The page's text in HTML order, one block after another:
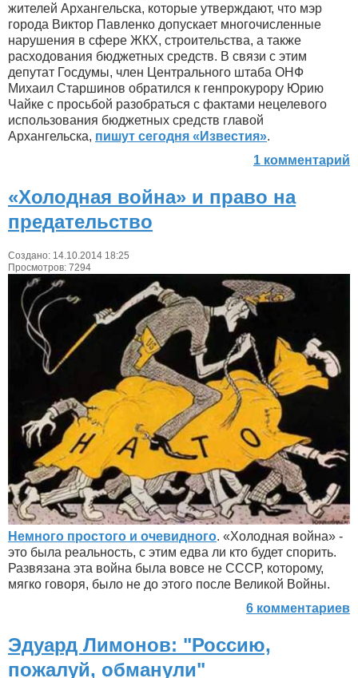
жителей Архангельска, которые утверждают, что мэр
города Виктор Павленко допускает многочисленные
нарушения в сфере ЖКХ, строительства, а также
расходования бюджетных средств. В связи с этим
депутат Госдумы, член Центрального штаба ОНФ
Михаил Старшинов обратился к генпрокурору Юрию
Чайке с просьбой разобраться с фактами нецелевого
использования бюджетных средств главой
Архангельска, пишут сегодня «Известия».
1 комментарий
«Холодная война» и право на
предательство
Создано: 14.10.2014 18:25
Просмотров: 7294
Немного простого и очевидного. «Холодная война» -
это была реальность, с этим едва ли кто будет спорить.
Развязана эта война была вовсе не СССР, которому,
мягко говоря, было не до этого после Великой Войны.
6 комментариев
Эдуард Лимонов: "Россию,
пожалуй, обманули"